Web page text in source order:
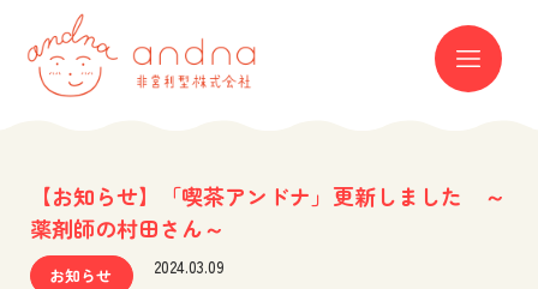
【お知らせ】「喫茶アンドナ」更新しました ～
薬剤師の村田さん～
お知らせ 2024.03.09